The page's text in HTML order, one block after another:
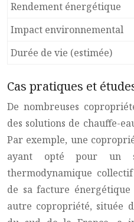
Rendement énergétique
Impact environnemental
Durée de vie (estimée)
Cas pratiques et
De nombreuses
des solutions de chauffe-
Par exemple, une
ayant opté pour un
thermodynamique
de sa facture
autre copropriété, située